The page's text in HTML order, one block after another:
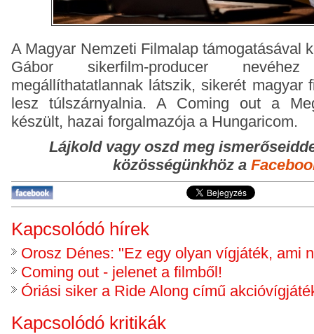
A Magyar Nemzeti Filmalap támogatásával
Gábor sikerfilm-producer
megállíthatatlannak látszik, sikerét magyar
lesz túlszárnyalnia. A Coming out a
készült, hazai forgalmazója a Hungaricom.
Lájkold vagy oszd meg
közösségünkhöz a
Kapcsolódó hírek
Orosz Dénes: "Ez egy olyan vígjáték, ami
Coming out - jelenet a filmből!
Óriási siker a Ride Along című
Kapcsolódó kritikák